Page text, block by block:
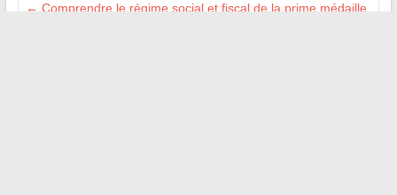
← Comprendre le régime social et fiscal de la prime médaille